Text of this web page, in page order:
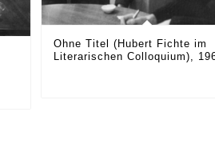
Ohne Titel (Hubert Fichte im
Literarischen Colloquium),